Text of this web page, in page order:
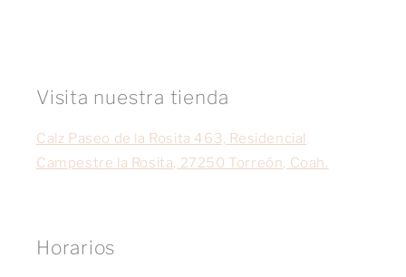
Visita nuestra tienda
Calz Paseo de la Rosita 463, Residencial
Campestre la Rosita, 27250 Torreón, Coah.
Horarios